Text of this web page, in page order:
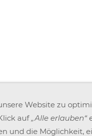
Website zu
auf„Alle erlauben“
und die Möglichkeit,